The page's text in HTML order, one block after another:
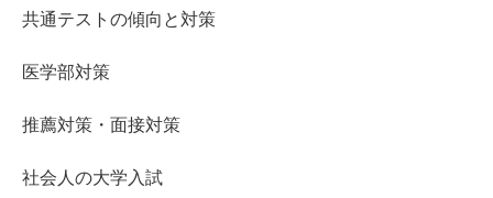
共通テストの傾向と対策
医学部対策
推薦対策・面接対策
社会人の大学入試